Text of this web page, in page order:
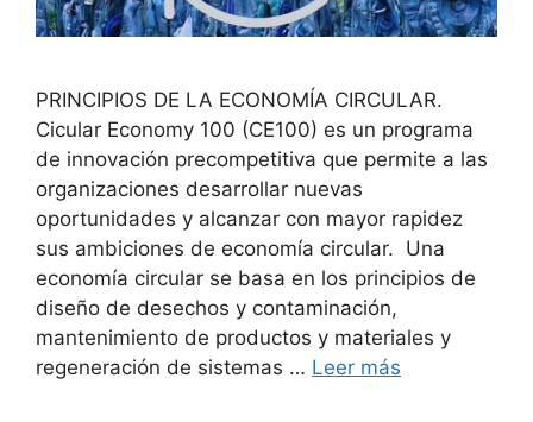
PRINCIPIOS DE LA ECONOMÍA CIRCULAR.
Cicular Economy 100 (CE100) es un programa
de innovación precompetitiva que permite a las
organizaciones desarrollar nuevas
oportunidades y alcanzar con mayor rapidez
sus ambiciones de economía circular. Una
economía circular se basa en los principios de
diseño de desechos y contaminación,
mantenimiento de productos y materiales y
regeneración de sistemas … Leer más